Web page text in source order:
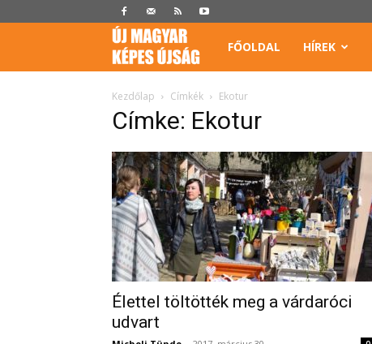
Képes
Újság
FŐOLDAL HÍREK
Kezdőlap Címkék Ekotur
Címke: Ekotur
Élettel töltötték meg a várdaróci
udvart